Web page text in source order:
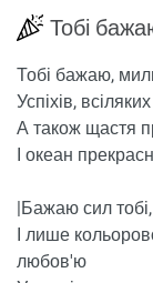
Тобі
Тобі бажаю,
Успіхів,
А також щастя
І океан
|Бажаю сил
І лише
любов'ю